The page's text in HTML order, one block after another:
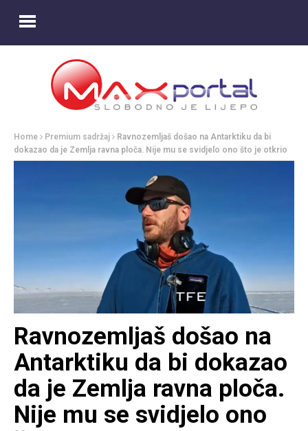
Home Premium sadržaj
Ravnozemljaš došao na Antarktiku da bi
dokazao da je Zemlja ravna ploča. Nije mu se svidjelo ono što je otkrio
Ravnozemljaš došao na
Antarktiku da bi dokazao
da je Zemlja ravna ploča.
Nije mu se svidjelo ono